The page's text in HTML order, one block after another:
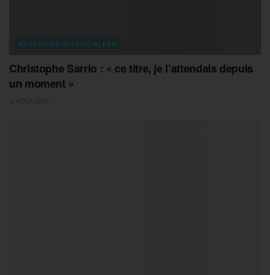
AUVERGNE-RHONE-ALPES
Christophe Sarrio : « ce titre, je l’attendais depuis
un moment »